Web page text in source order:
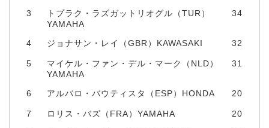
3
トプラク・ラズガットリオグル（TUR）
YAMAHA
34
4 ジョナサン・レイ（GBR）KAWASAKI 32
5
マイケル・ファン・デル・マーク（NLD）
YAMAHA
31
6 アルバロ・バウティスタ（ESP）HONDA 20
7 ロリス・バズ（FRA）YAMAHA 20